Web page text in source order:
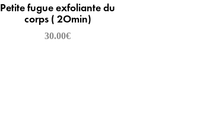
Petite fugue exfoliante du
corps ( 2Omin)
30.00€